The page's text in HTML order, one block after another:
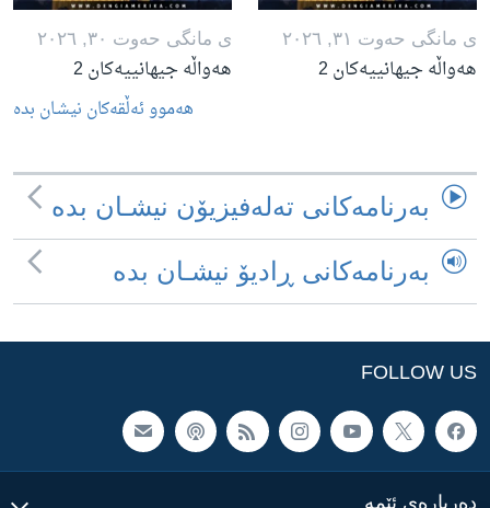
ی مانگی حه‌وت ٣١, ٢٠٢٦
هەواڵە جیهانییەکان 2
ی مانگی حه‌وت ٣٠, ٢٠٢٦
هەواڵە جیهانییەکان 2
هه‌موو ئه‌ڵقه‌کان نیشـان بده‌
به‌رنامه‌کانی ته‌له‌فیزیۆن نیشـان بده‌
به‌رنامه‌کانی ڕادیۆ نیشـان بده‌
FOLLOW US
ده‌رباره‌ی ئێمه‌